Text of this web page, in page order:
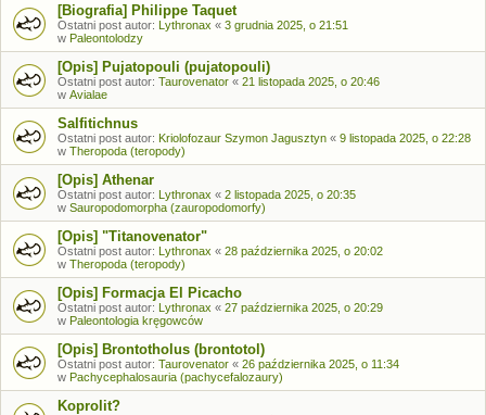
[Biografia] Philippe Taquet
Ostatni post autor: Lythronax « 3 grudnia 2025, o 21:51
w Paleontolodzy
[Opis] Pujatopouli (pujatopouli)
Ostatni post autor: Taurovenator « 21 listopada 2025, o 20:46
w Avialae
Salfitichnus
Ostatni post autor: Kriolofozaur Szymon Jagusztyn « 9 listopada 2025, o 22:28
w Theropoda (teropody)
[Opis] Athenar
Ostatni post autor: Lythronax « 2 listopada 2025, o 20:35
w Sauropodomorpha (zauropodomorfy)
[Opis] "Titanovenator"
Ostatni post autor: Lythronax « 28 października 2025, o 20:02
w Theropoda (teropody)
[Opis] Formacja El Picacho
Ostatni post autor: Lythronax « 27 października 2025, o 20:29
w Paleontologia kręgowców
[Opis] Brontotholus (brontotol)
Ostatni post autor: Taurovenator « 26 października 2025, o 11:34
w Pachycephalosauria (pachycefalozaury)
Koprolit?